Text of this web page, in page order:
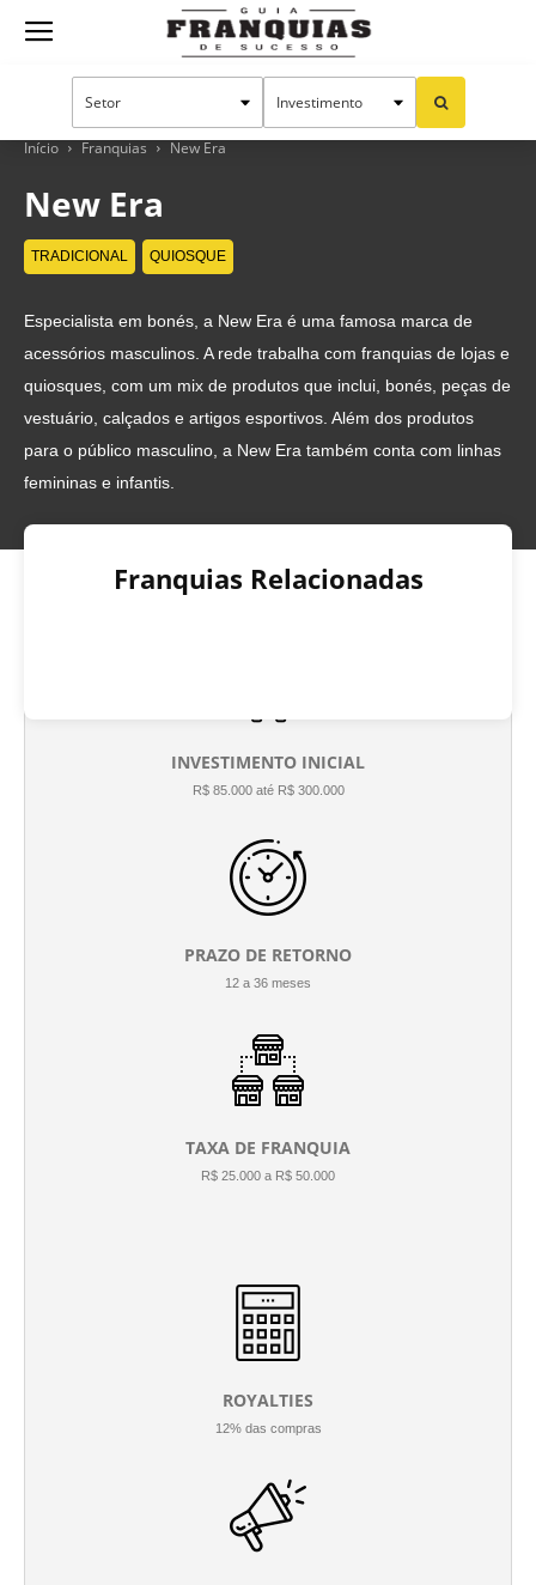
Guia
Franquias
Sucesso
Início Franquias New Era
New Era
TRADICIONAL QUIOSQUE
Especialista em bonés, a New Era é uma famosa marca de
acessórios masculinos. A rede trabalha com franquias de lojas e
quiosques, com um mix de produtos que inclui, bonés, peças de
vestuário, calçados e artigos esportivos. Além dos produtos
para o público masculino, a New Era também conta com linhas
femininas e infantis.
Franquias Relacionadas
INVESTIMENTO INICIAL
R$ 85.000 até R$ 300.000
PRAZO DE RETORNO
12 a 36 meses
TAXA DE FRANQUIA
R$ 25.000 a R$ 50.000
ROYALTIES
12% das compras